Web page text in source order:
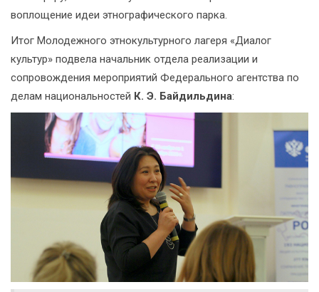
воплощение идеи этнографического парка.
Итог Молодежного этнокультурного лагеря «Диалог
культур» подвела начальник отдела реализации и
сопровождения мероприятий Федерального агентства по
делам национальностей К. Э. Байдильдина: